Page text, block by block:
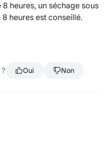
heures, un séchage sous
heures est conseillé.
Oui Non